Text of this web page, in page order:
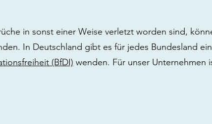
in sonst einer Weise verletzt worden sind,
In Deutschland gibt es für jedes Bundesland
(BfDI) wenden. Für unser Unternehmen